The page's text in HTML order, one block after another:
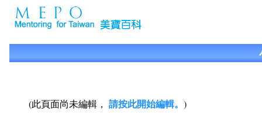
(此頁面尚未編輯， 請按此開始編輯。 )